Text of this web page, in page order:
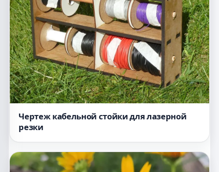
Чертеж кабельной стойки для лазерной
резки